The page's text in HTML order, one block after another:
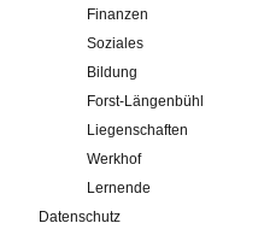
Finanzen
Soziales
Bildung
Forst-Längenbühl
Liegenschaften
Werkhof
Lernende
Datenschutz